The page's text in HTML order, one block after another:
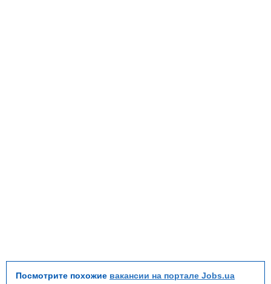
Посмотрите похожие вакансии на портале Jobs.ua